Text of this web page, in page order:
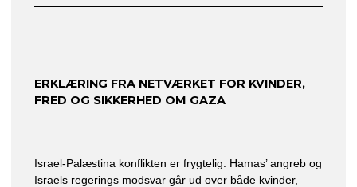
ERKLÆRING FRA NETVÆRKET FOR KVINDER,
FRED OG SIKKERHED OM GAZA
Israel-Palæstina konflikten er frygtelig. Hamas’ angreb og
Israels regerings modsvar går ud over både kvinder,